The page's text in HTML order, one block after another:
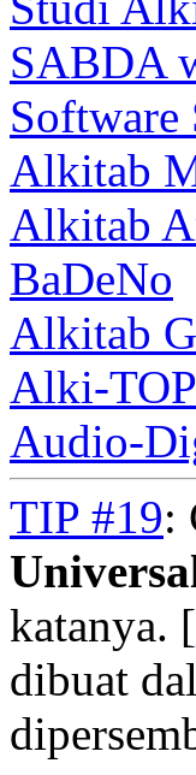
SABDA
Alkitab
Alkitab
BaDeNo
Alkitab
Alki-TOP
Audio-
TIP #19:
katanya. [
dibuat